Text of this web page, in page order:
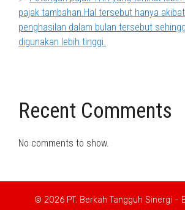
pajak tambahan.Hal tersebut hanya
penghasilan dalam bulan tersebut
digunakan lebih tinggi.
Recent Comments
No comments to show.
© 2026 PT. Berkah Tangguh Sinergi -